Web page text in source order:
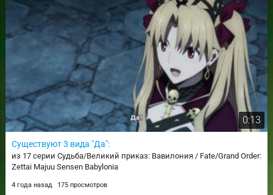
0:13
Существуют 3 вида "Да":
из 17 серии Судьба/Великий приказ: Вавилония / Fate/Grand Order:
Zettai Majuu Sensen Babylonia
4 года назад 175 просмотров